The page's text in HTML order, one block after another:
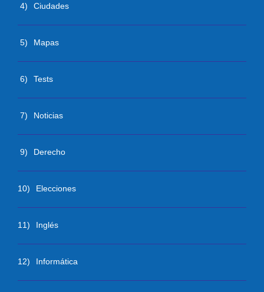
4) Ciudades
5) Mapas
6) Tests
7) Noticias
9) Derecho
10) Elecciones
11) Inglés
12) Informática